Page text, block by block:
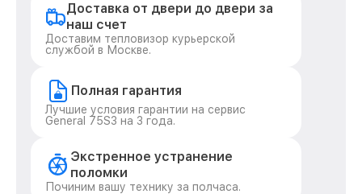
Доставка от двери до двери за
наш счет
Доставим тепловизор курьерской
службой в Москве.
Полная гарантия
Лучшие условия гарантии на сервис
General 75S3 на 3 года.
Экстренное устранение
поломки
Починим вашу технику за полчаса.